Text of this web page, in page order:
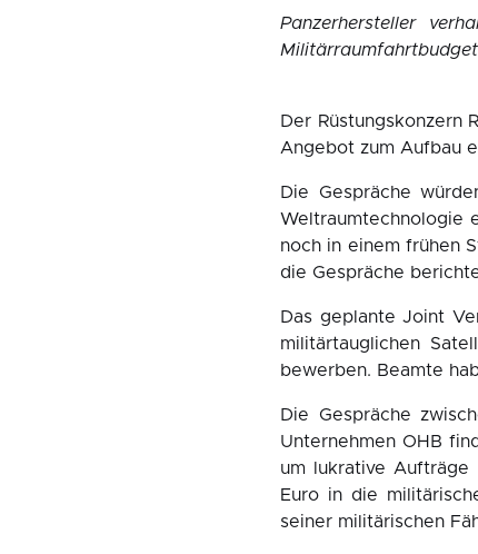
Panzerhersteller
Militärraumfahrtbudget
Der Rüstungskonzern
Angebot zum Aufbau
Die Gespräche
Weltraumtechnologie
noch in einem frühen
die Gespräche
Das geplante Joint
militärtauglichen
bewerben. Beamte
Die Gespräche
Unternehmen OHB
um lukrative Aufträge
Euro in die
seiner militärischen